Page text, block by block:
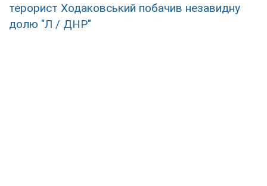
терорист Ходаковський побачив незавидну
долю "Л / ДНР"